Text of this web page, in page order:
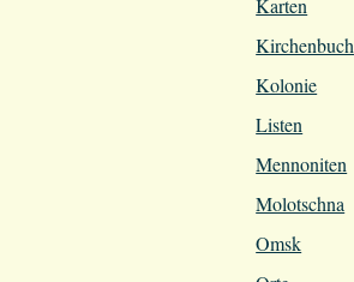
Karten
Kirchenbuch
Kolonie
Listen
Mennoniten
Molotschna
Omsk